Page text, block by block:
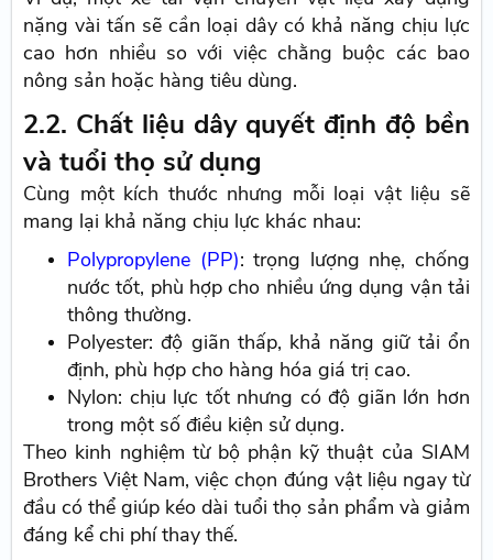
nặng vài tấn sẽ cần loại dây có khả năng chịu lực
cao hơn nhiều so với việc chằng buộc các bao
nông sản hoặc hàng tiêu dùng.
2.2. Chất liệu dây quyết định độ bền
và tuổi thọ sử dụng
Cùng một kích thước nhưng mỗi loại vật liệu sẽ
mang lại khả năng chịu lực khác nhau:
Polypropylene (PP): trọng lượng nhẹ, chống
nước tốt, phù hợp cho nhiều ứng dụng vận tải
thông thường.
Polyester: độ giãn thấp, khả năng giữ tải ổn
định, phù hợp cho hàng hóa giá trị cao.
Nylon: chịu lực tốt nhưng có độ giãn lớn hơn
trong một số điều kiện sử dụng.
Theo kinh nghiệm từ bộ phận kỹ thuật của SIAM
Brothers Việt Nam, việc chọn đúng vật liệu ngay từ
đầu có thể giúp kéo dài tuổi thọ sản phẩm và giảm
đáng kể chi phí thay thế.